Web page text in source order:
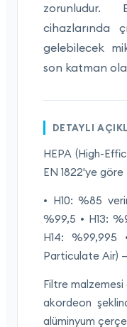
zorunludur.
cihazlarında
gelebilecek
son katman
DETAYLI
HEPA (High-
EN 1822'ye göre
• H10: %85
%99,5 • H13:
H14: %99,995
Particulate Air)
Filtre
akordeon
alüminyum